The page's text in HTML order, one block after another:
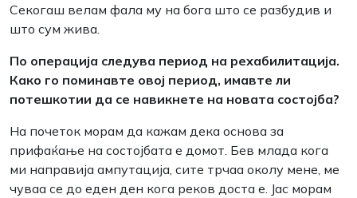
Секогаш велам фала му на бога што се разбудив и
што сум жива.
По операција следува период на рехабилитација.
Како го поминавте овој период, имавте ли
потешкотии да се навикнете на новата состојба?
На почеток морам да кажам дека основа за
прифаќање на состојбата е домот. Бев млада кога
ми направија ампутација, сите трчаа околу мене, ме
чуваа се до еден ден кога реков доста е. Јас морам